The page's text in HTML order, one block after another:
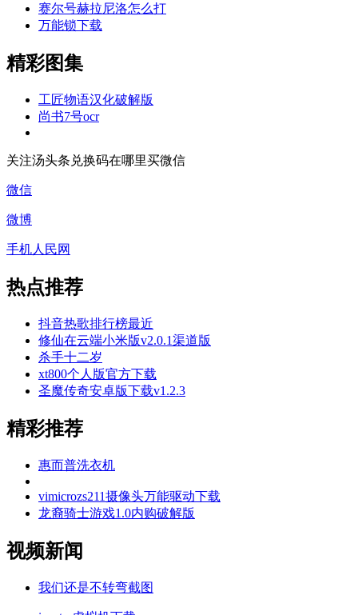
赛尔号赫拉尼洛怎么打
万能锁下载
精彩图集
工匠物语汉化破解版
尚书7号ocr
关注汤头条兑换码在哪里买微信
微信
微博
手机人民网
热点推荐
抖音热歌排行榜最近
修仙在云端小米版v2.0.1渠道版
杀手十二岁
xt800个人版官方下载
圣魔传奇安卓版下载v1.2.3
精彩推荐
惠而普洗衣机
vimicrozs211摄像头万能驱动下载
龙裔骑士游戏1.0内购破解版
视频新闻
我们还是不转弯截图